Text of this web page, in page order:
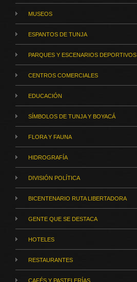
MUSEOS
ESPANTOS DE TUNJA
PARQUES Y ESCENARIOS DEPORTIVOS
CENTROS COMERCIALES
EDUCACIÓN
SÍMBOLOS DE TUNJA Y BOYACÁ
FLORA Y FAUNA
HIDROGRAFÍA
DIVISIÓN POLÍTICA
BICENTENARIO RUTA LIBERTADORA
GENTE QUE SE DESTACA
HOTELES
RESTAURANTES
CAFÉS Y PASTELERÍAS